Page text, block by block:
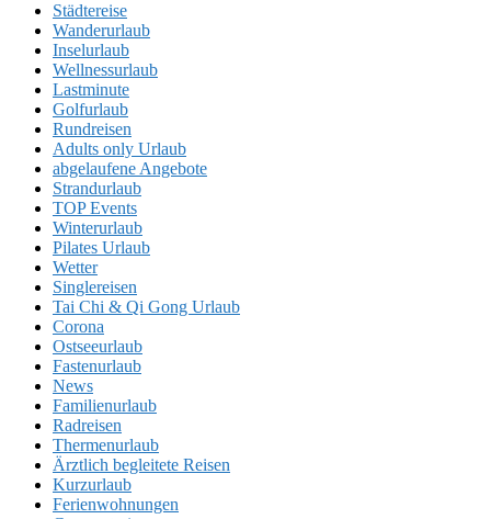
Städtereise
Wanderurlaub
Inselurlaub
Wellnessurlaub
Lastminute
Golfurlaub
Rundreisen
Adults only Urlaub
abgelaufene Angebote
Strandurlaub
TOP Events
Winterurlaub
Pilates Urlaub
Wetter
Singlereisen
Tai Chi & Qi Gong Urlaub
Corona
Ostseeurlaub
Fastenurlaub
News
Familienurlaub
Radreisen
Thermenurlaub
Ärztlich begleitete Reisen
Kurzurlaub
Ferienwohnungen